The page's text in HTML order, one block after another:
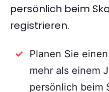
persönlich beim
registrieren.
Planen Sie
mehr als einem
persönlich beim